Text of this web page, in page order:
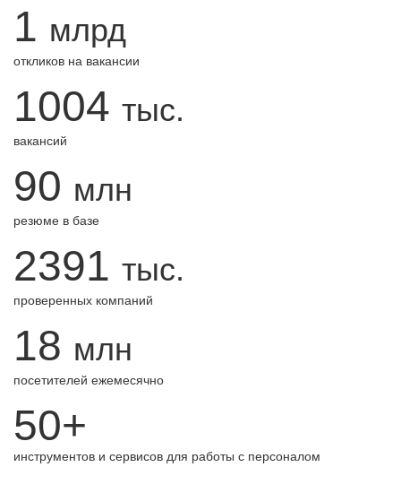
1 млрд
откликов на вакансии
1004 тыс.
вакансий
90 млн
резюме в базе
2391 тыс.
проверенных компаний
18 млн
посетителей ежемесячно
50+
инструментов и сервисов для работы с персоналом